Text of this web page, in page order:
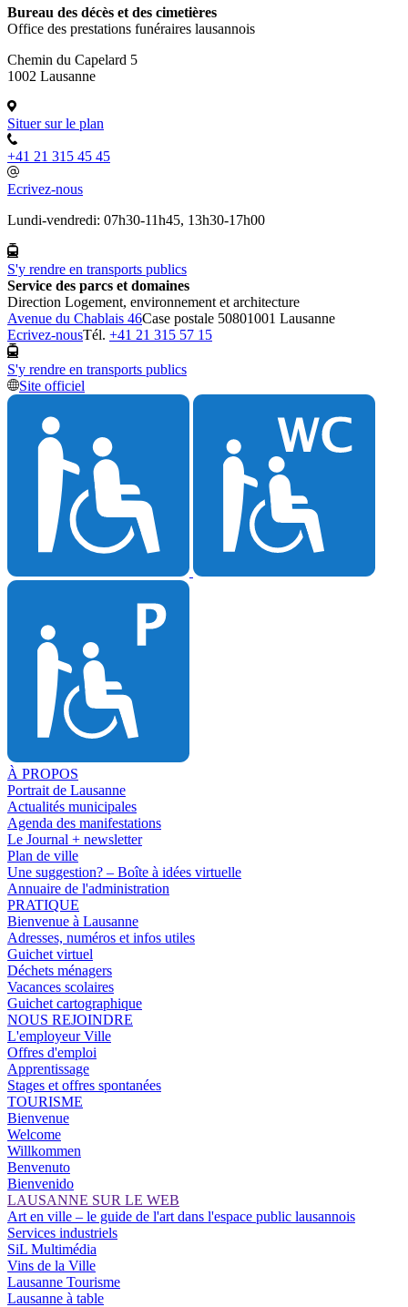
Bureau des décès et des cimetières
Office des prestations funéraires lausannois
Chemin du Capelard 5
1002 Lausanne
Situer sur le plan
+41 21 315 45 45
Ecrivez-nous
Lundi-vendredi: 07h30-11h45, 13h30-17h00
S'y rendre en transports publics
Service des parcs et domaines
Direction Logement, environnement et architecture
Avenue du Chablais 46Case postale 50801001 Lausanne
Ecrivez-nousTél. +41 21 315 57 15
S'y rendre en transports publics
Site officiel
À PROPOS
Portrait de Lausanne
Actualités municipales
Agenda des manifestations
Le Journal + newsletter
Plan de ville
Une suggestion? – Boîte à idées virtuelle
Annuaire de l'administration
PRATIQUE
Bienvenue à Lausanne
Adresses, numéros et infos utiles
Guichet virtuel
Déchets ménagers
Vacances scolaires
Guichet cartographique
NOUS REJOINDRE
L'employeur Ville
Offres d'emploi
Apprentissage
Stages et offres spontanées
TOURISME
Bienvenue
Welcome
Willkommen
Benvenuto
Bienvenido
LAUSANNE SUR LE WEB
Art en ville – le guide de l'art dans l'espace public lausannois
Services industriels
SiL Multimédia
Vins de la Ville
Lausanne Tourisme
Lausanne à table